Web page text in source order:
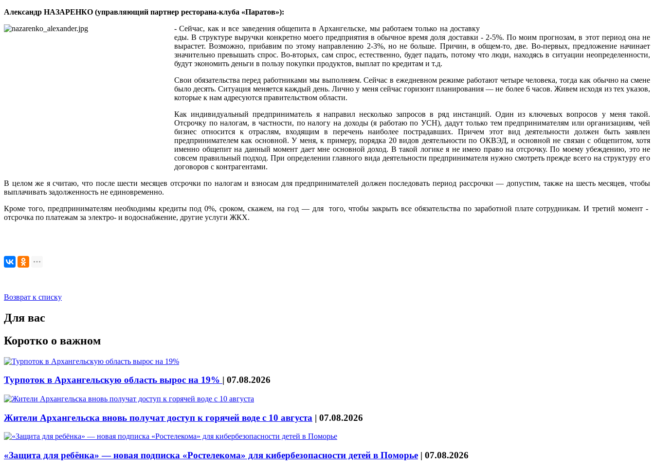
Александр НАЗАРЕНКО (управляющий партнер ресторана-клуба «Паратов»):
- Сейчас, как и все заведения общепита в Архангельске, мы работаем только на доставку
еды. В структуре выручки конкретно моего предприятия в обычное время доля доставки - 2-5%. По моим прогнозам, в этот период она не
вырастет. Возможно, прибавим по этому направлению 2-3%, но не больше. Причин, в общем-то, две. Во-первых, предложение начинает
значительно превышать спрос. Во-вторых, сам спрос, естественно, будет падать, потому что люди, находясь в ситуации неопределенности,
будут экономить деньги в пользу покупки продуктов, выплат по кредитам и т.д.
Свои обязательства перед работниками мы выполняем. Сейчас в ежедневном режиме работают четыре человека, тогда как обычно на смене
было десять. Ситуация меняется каждый день. Лично у меня сейчас горизонт планирования — не более 6 часов. Живем исходя из тех указов,
которые к нам адресуются правительством области.
Как индивидуальный предприниматель я направил несколько запросов в ряд инстанций. Один из ключевых вопросов у меня такой.
Отсрочку по налогам, в частности, по налогу на доходы (я работаю по УСН), дадут только тем предпринимателям или организациям, чей
бизнес относится к отраслям, входящим в перечень наиболее пострадавших. Причем этот вид деятельности должен быть заявлен
предпринимателем как основной. У меня, к примеру, порядка 20 видов деятельности по ОКВЭД, и основной не связан с общепитом, хотя
именно общепит на данный момент дает мне основной доход. В такой логике я не имею право на отсрочку. По моему убеждению, это не
совсем правильный подход. При определении главного вида деятельности предпринимателя нужно смотреть прежде всего на структуру его
договоров с контрагентами.
В целом же я считаю, что после шести месяцев отсрочки по налогам и взносам для предпринимателей должен последовать период рассрочки — допустим, также на шесть месяцев, чтобы
выплачивать задолженность не единовременно.
Кроме того, предпринимателям необходимы кредиты под 0%, сроком, скажем, на год — для того, чтобы закрыть все обязательства по заработной плате сотрудникам. И третий момент -
отсрочка по платежам за электро- и водоснабжение, другие услуги ЖКХ.
Возврат к списку
Для вас
Коротко о важном
Турпоток в Архангельскую область вырос на 19% | 07.08.2026
Жители Архангельска вновь получат доступ к горячей воде с 10 августа | 07.08.2026
«Защита для ребёнка» — новая подписка «Ростелекома» для кибербезопасности детей в Поморье | 07.08.2026